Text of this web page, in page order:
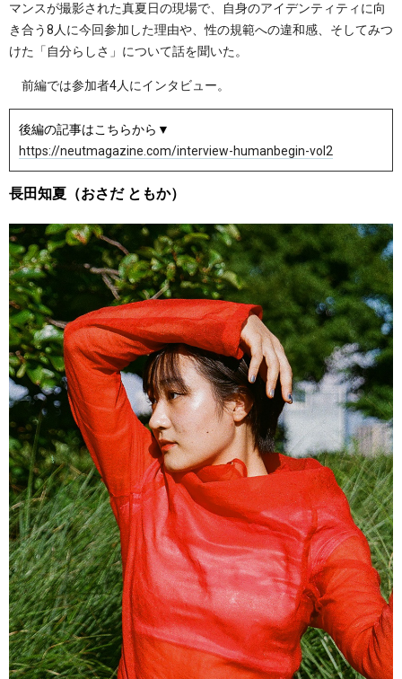
マンスが撮影された真夏日の現場で、自身のアイデンティティに向
き合う8人に今回参加した理由や、性の規範への違和感、そしてみつ
けた「自分らしさ」について話を聞いた。
前編では参加者4人にインタビュー。
後編の記事はこちらから▼
https://neutmagazine.com/interview-humanbegin-vol2
長田知夏（おさだ ともか）